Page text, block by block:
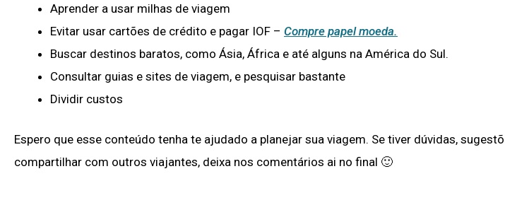
Aprender a usar milhas de viagem
Evitar usar cartões de crédito e pagar IOF – Compre papel moeda.
Buscar destinos baratos, como Ásia, África e até alguns na América do Sul.
Consultar guias e sites de viagem, e pesquisar bastante
Dividir custos
Espero que esse conteúdo tenha te ajudado a planejar sua viagem. Se tiver dúvidas,
compartilhar com outros viajantes, deixa nos comentários ai no final 🙂